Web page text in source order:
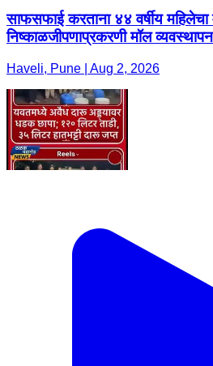
साफसफाई करताना ४४ वर्षीय महिलेचा
निष्काळजीपणाप्रकरणी मॉल
Haveli, Pune | Aug 2, 2026